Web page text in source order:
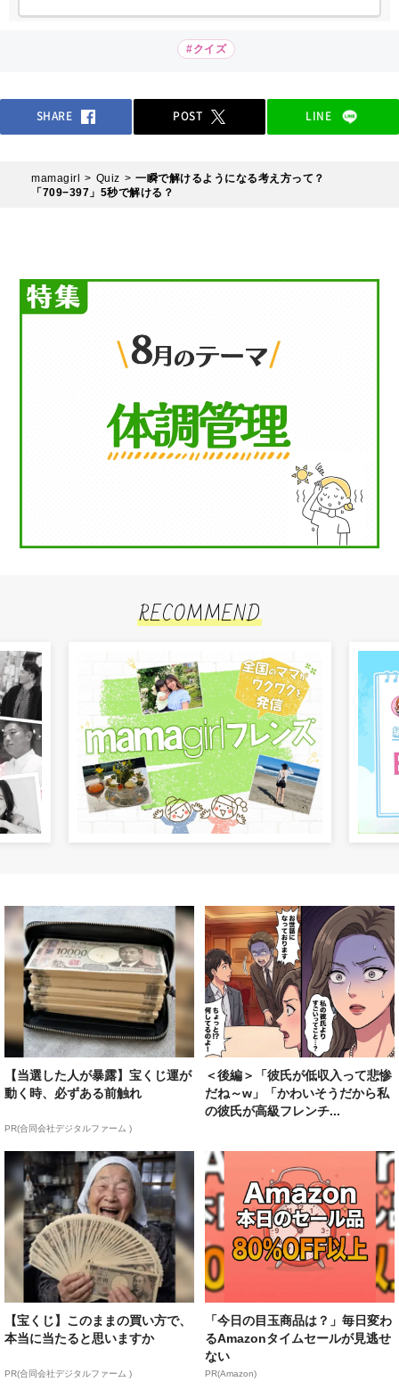
#クイズ
SHARE POST LINE
mamagirl Quiz
一瞬で解けるようになる考え方って？
「709−397」5秒で解ける？
RECOMMEND
【当選した人が暴露】宝くじ運が
動く時、必ずある前触れ
PR(合同会社デジタルファーム )
＜後編＞「彼氏が低収入って悲惨
だね～w」「かわいそうだから私
の彼氏が高級フレンチ...
【宝くじ】このままの買い方で、
本当に当たると思いますか
PR(合同会社デジタルファーム )
「今日の目玉商品は？」毎日変わ
るAmazonタイムセールが見逃せ
ない
PR(Amazon)